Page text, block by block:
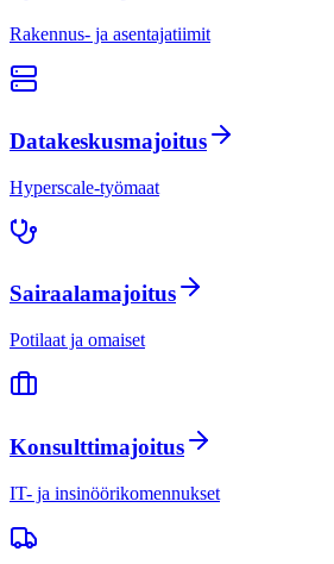
Rakennus- ja asentajatiimit
Datakeskusmajoitus
Hyperscale-työmaat
Sairaalamajoitus
Potilaat ja omaiset
Konsulttimajoitus
IT- ja insinöörikomennukset